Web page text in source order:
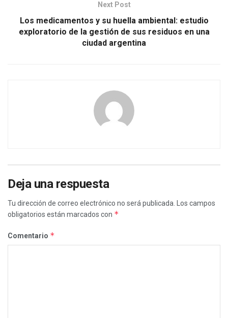
Next Post
Los medicamentos y su huella ambiental: estudio
exploratorio de la gestión de sus residuos en una
ciudad argentina
Deja una respuesta
Tu dirección de correo electrónico no será publicada.
Los campos
obligatorios están marcados con *
Comentario *